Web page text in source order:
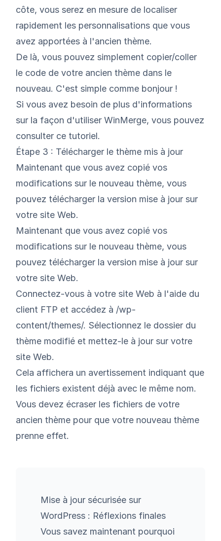
côte, vous serez en mesure de localiser
rapidement les personnalisations que vous
avez apportées à l'ancien thème.
De là, vous pouvez simplement copier/coller
le code de votre ancien thème dans le
nouveau. C'est simple comme bonjour !
Si vous avez besoin de plus d'informations
sur la façon d'utiliser WinMerge, vous pouvez
consulter ce tutoriel.
Étape 3 : Télécharger le thème mis à jour
Maintenant que vous avez copié vos
modifications sur le nouveau thème, vous
pouvez télécharger la version mise à jour sur
votre site Web.
Maintenant que vous avez copié vos
modifications sur le nouveau thème, vous
pouvez télécharger la version mise à jour sur
votre site Web.
Connectez-vous à votre site Web à l'aide du
client FTP et accédez à /wp-
content/themes/. Sélectionnez le dossier du
thème modifié et mettez-le à jour sur votre
site Web.
Cela affichera un avertissement indiquant que
les fichiers existent déjà avec le même nom.
Vous devez écraser les fichiers de votre
ancien thème pour que votre nouveau thème
prenne effet.
Mise à jour sécurisée sur
WordPress : Réflexions finales
Vous savez maintenant pourquoi